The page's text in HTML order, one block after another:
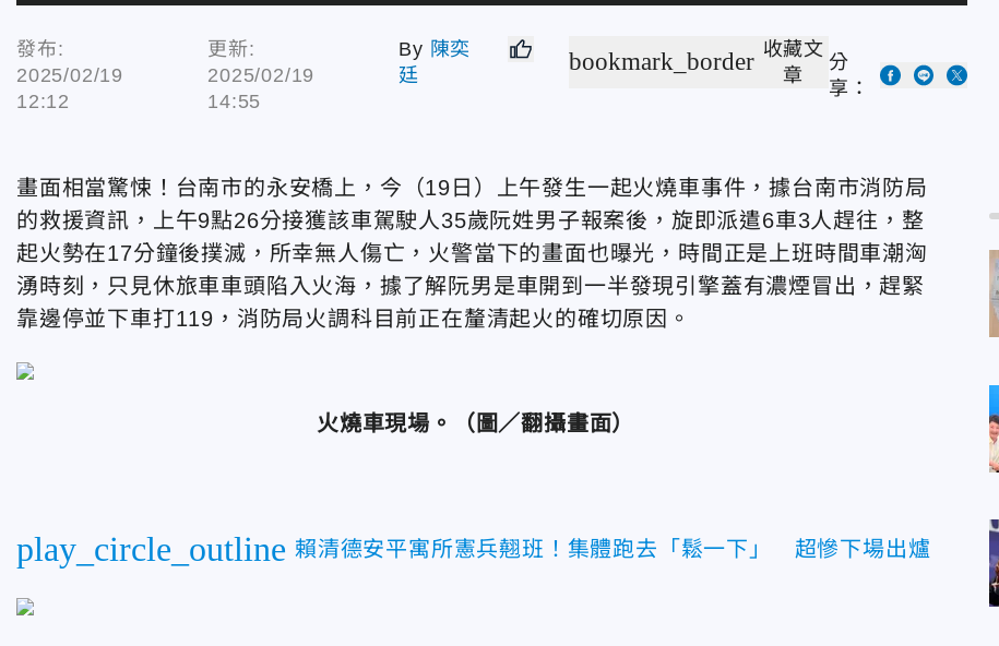
發布:
2025/02/19
12:12
更新:
2025/02/19
14:55
By 陳奕
廷
bookmark_border 收藏文
章
分
享：
畫面相當驚悚！台南市的永安橋上，今（19日）上午發生一起火燒車事件，據台南市消防局
的救援資訊，上午9點26分接獲該車駕駛人35歲阮姓男子報案後，旋即派遣6車3人趕往，整
起火勢在17分鐘後撲滅，所幸無人傷亡，火警當下的畫面也曝光，時間正是上班時間車潮洶
湧時刻，只見休旅車車頭陷入火海，據了解阮男是車開到一半發現引擎蓋有濃煙冒出，趕緊
靠邊停並下車打119，消防局火調科目前正在釐清起火的確切原因。
火燒車現場。（圖／翻攝畫面）
play_circle_outline 賴清德安平寓所憲兵翹班！集體跑去「鬆一下」 超慘下場出爐